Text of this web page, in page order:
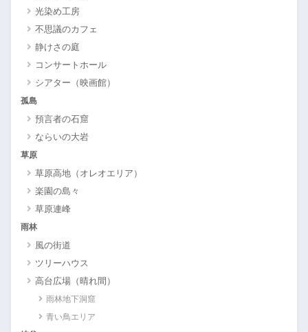
光染め工房
不思議のカフェ
静けさの庭
コンサートホール
シアター（映画館）
孤島
預言者の石窟
ならいの大岩
草原
草原高地（オレオエリア）
楽園の島々
草原連峰
雨林
風の街道
ツリーハウス
高台広場（晴れ間）
雨林地下洞窟
青い鳥エリア